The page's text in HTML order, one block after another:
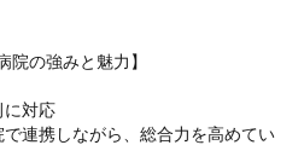
院の強みと魅力】
対応
連携しながら、総合力を高めてい